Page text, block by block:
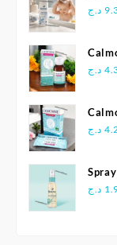
-
د.ج
Bébé
د.ج
د.ج
د.ج